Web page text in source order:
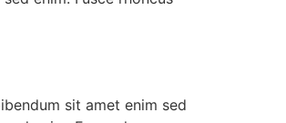
sit amet enim sed